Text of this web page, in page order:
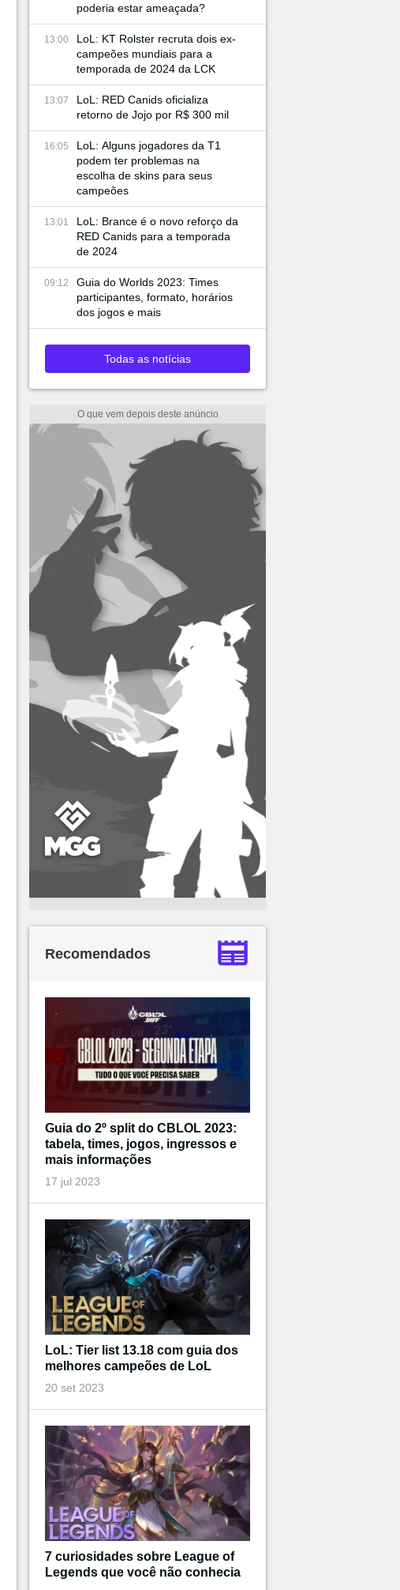
poderia estar ameaçada?
13:00
LoL: KT Rolster recruta dois ex-
campeões mundiais para a
temporada de 2024 da LCK
13:07
LoL: RED Canids oficializa
retorno de Jojo por R$ 300 mil
16:05
LoL: Alguns jogadores da T1
podem ter problemas na
escolha de skins para seus
campeões
13:01
LoL: Brance é o novo reforço da
RED Canids para a temporada
de 2024
09:12
Guia do Worlds 2023: Times
participantes, formato, horários
dos jogos e mais
Todas as notícias
Recomendados
Guia do 2º split do CBLOL 2023:
tabela, times, jogos, ingressos e
mais informações
17 jul 2023
LoL: Tier list 13.18 com guia dos
melhores campeões de LoL
20 set 2023
7 curiosidades sobre League of
Legends que você não conhecia